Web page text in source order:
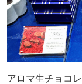
アロマ生チョコ